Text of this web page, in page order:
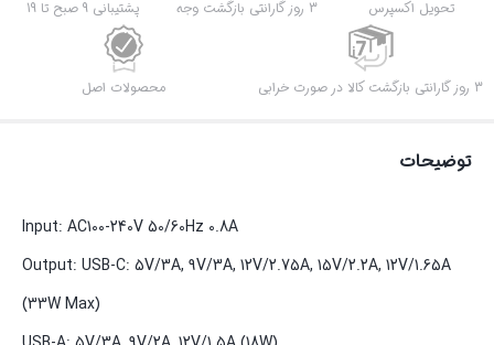
تحویل اکسپرس 3 روز گارانتی بازگشت وجه پشتیبانی 9 صبح تا 19
3 روز گارانتی بازگشت کالا در صورت خرابی محصولات اصل
توضیحات
Input: AC100-240V 50/60Hz 0.8A
Output: USB-C: 5V/3A, 9V/3A, 12V/2.75A, 15V/2.2A, 12V/1.65A
(33W Max)